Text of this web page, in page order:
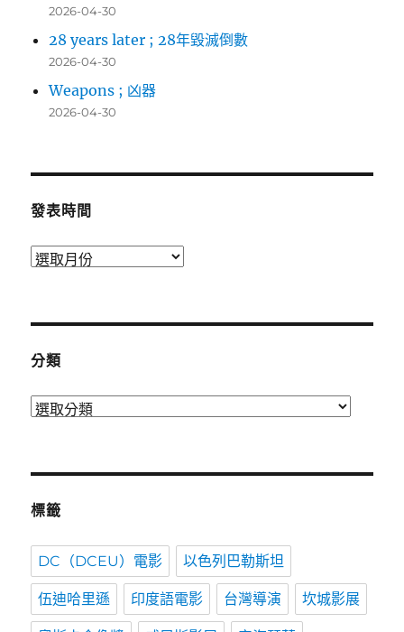
2026-04-30
28 years later ; 28年毀滅倒數
2026-04-30
Weapons ; 凶器
2026-04-30
發表時間
發
分類
分
標籤
DC（DCEU）電影 以色列巴勒斯坦
伍迪哈里遜 印度語電影 台灣導演 坎城影展